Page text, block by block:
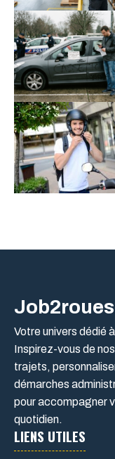
Votre univers dédié
Inspirez-vous de
trajets,
démarches
pour accompagner
quotidien.
LIENS UTILES